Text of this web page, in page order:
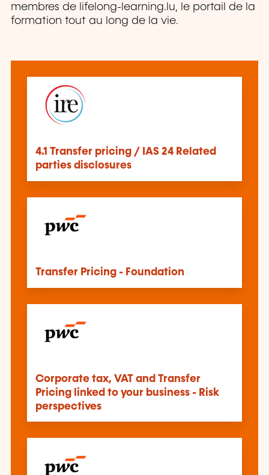
membres de lifelong-learning.lu, le portail de la
formation tout au long de la vie.
4.1 Transfer pricing / IAS 24 Related
parties disclosures
Transfer Pricing - Foundation
Corporate tax, VAT and Transfer
Pricing linked to your business - Risk
perspectives